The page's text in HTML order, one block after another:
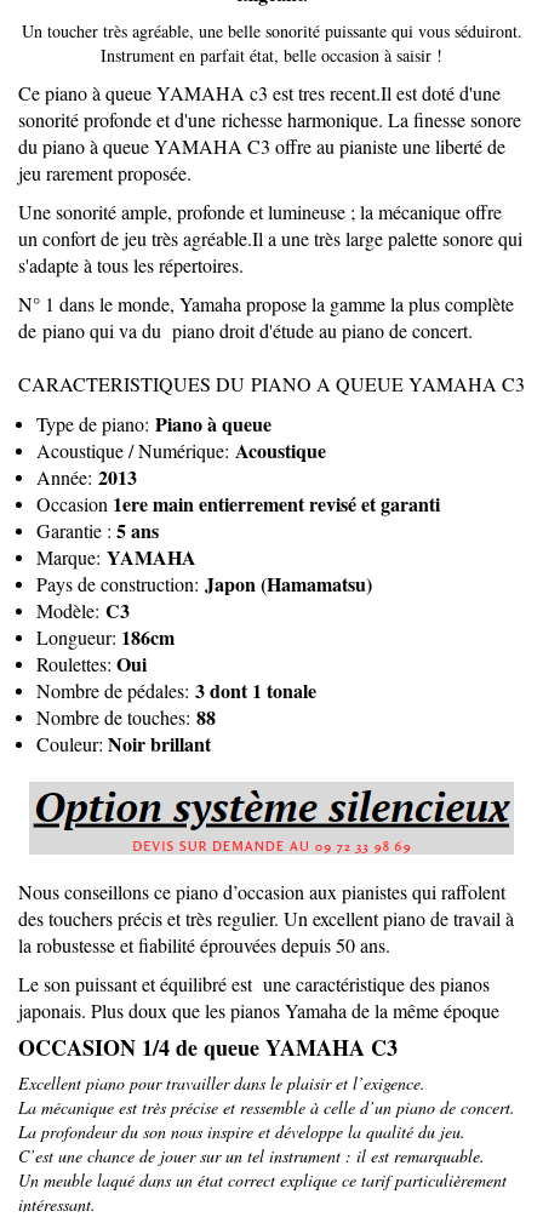
Un toucher très agréable, une belle sonorité puissante qui vous séduiront.
Instrument en parfait état, belle occasion à saisir !
Ce piano à queue YAMAHA c3 est tres recent.Il est doté d'une
sonorité profonde et d'une richesse harmonique. La finesse sonore
du piano à queue YAMAHA C3 offre au pianiste une liberté de
jeu rarement proposée.
Une sonorité ample, profonde et lumineuse ; la mécanique offre
un confort de jeu très agréable.Il a une très large palette sonore qui
s'adapte à tous les répertoires.
N° 1 dans le monde, Yamaha propose la gamme la plus complète
de piano qui va du piano droit d'étude au piano de concert.
CARACTERISTIQUES DU PIANO A QUEUE YAMAHA C3
Type de piano: Piano à queue
Acoustique / Numérique: Acoustique
Année: 2013
Occasion 1ere main entierrement revisé et garanti
Garantie : 5 ans
Marque: YAMAHA
Pays de construction: Japon (Hamamatsu)
Modèle: C3
Longueur: 186cm
Roulettes: Oui
Nombre de pédales: 3 dont 1 tonale
Nombre de touches: 88
Couleur: Noir brillant
Nous conseillons ce piano d’occasion aux pianistes qui raffolent
des touchers précis et très regulier. Un excellent piano de travail à
la robustesse et fiabilité éprouvées depuis 50 ans.
Le son puissant et équilibré est une caractéristique des pianos
japonais. Plus doux que les pianos Yamaha de la même époque
OCCASION 1/4 de queue YAMAHA C3
Excellent piano pour travailler dans le plaisir et l’exigence.
La mécanique est très précise et ressemble à celle d’un piano de concert.
La profondeur du son nous inspire et développe la qualité du jeu.
C’est une chance de jouer sur un tel instrument : il est remarquable.
Un meuble laqué dans un état correct explique ce tarif particulièrement
intéressant.